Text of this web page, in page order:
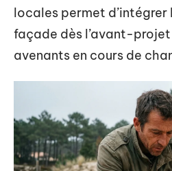
locales permet d’intégrer
façade dès l’avant-projet
avenants en cours de